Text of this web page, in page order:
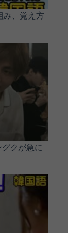
み、覚え方
クが急に